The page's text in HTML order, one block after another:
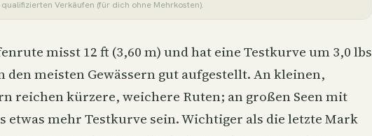
Verkäufen (für dich ohne Mehrkosten).
misst 12 ft (3,60 m) und hat eine Testkurve um 3,0 lbs
den meisten Gewässern gut aufgestellt. An kleinen,
reichen kürzere, weichere Ruten; an großen Seen mit
etwas mehr Testkurve sein. Wichtiger als die letzte Mark